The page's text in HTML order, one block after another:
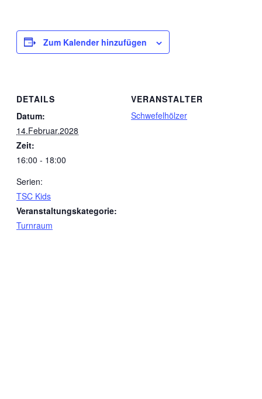
Zum Kalender hinzufügen
DETAILS
Datum:
14.Februar.2028
Zeit:
16:00 - 18:00
Serien:
TSC Kids
Veranstaltungskategorie:
Turnraum
VERANSTALTER
Schwefelhölzer